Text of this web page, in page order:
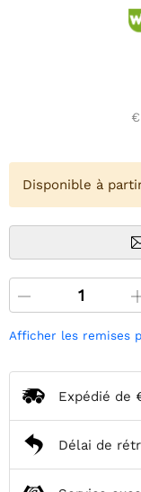
€
Disponible à
Afficher les remises
Expédié de
Délai de